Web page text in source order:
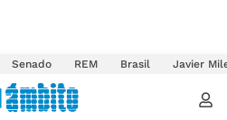
Senado REM Brasil Javier